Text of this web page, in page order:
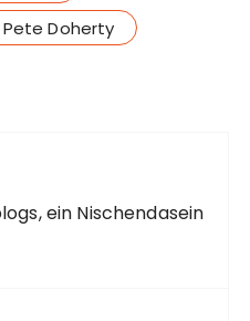
Pete Doherty
ein Nischendasein